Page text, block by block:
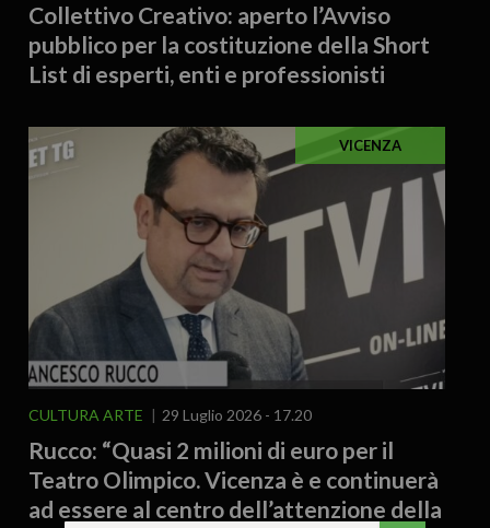
Collettivo Creativo: aperto l’Avviso
pubblico per la costituzione della Short
List di esperti, enti e professionisti
VICENZA
CULTURA ARTE 29 Luglio 2026 - 17.20
Rucco: “Quasi 2 milioni di euro per il
Teatro Olimpico. Vicenza è e continuerà
ad essere al centro dell’attenzione della